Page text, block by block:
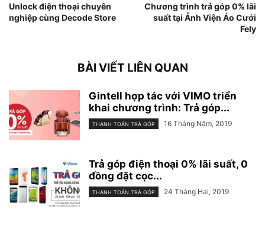
Unlock điện thoại chuyên
nghiệp cùng Decode Store
Chương trình trả góp 0% lãi
suất tại Ảnh Viện Áo Cưới
Fely
BÀI VIẾT LIÊN QUAN
Gintell hợp tác với VIMO triển
khai chương trình: Trả góp...
THANH TOÁN TRẢ GÓP 16 Tháng Năm, 2019
Trả góp điện thoại 0% lãi suất, 0
đồng đặt cọc...
THANH TOÁN TRẢ GÓP 24 Tháng Hai, 2019